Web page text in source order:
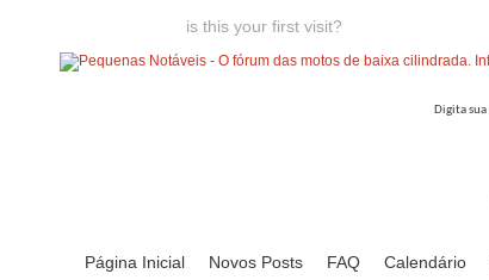
is this your first visit?
Página Inicial Novos Posts FAQ Calendário